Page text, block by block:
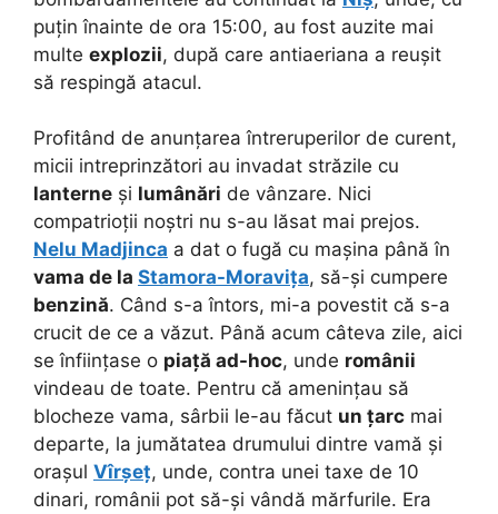
puțin înainte de ora 15:00, au fost auzite mai
multe explozii, după care antiaeriana a reușit
să respingă atacul.
Profitând de anunțarea întreruperilor de curent,
micii intreprinzători au invadat străzile cu
lanterne și lumânări de vânzare. Nici
compatrioții noștri nu s-au lăsat mai prejos.
Nelu Madjinca a dat o fugă cu mașina până în
vama de la Stamora-Moravița, să-și cumpere
benzină. Când s-a întors, mi-a povestit că s-a
crucit de ce a văzut. Până acum câteva zile, aici
se înființase o piață ad-hoc, unde românii
vindeau de toate. Pentru că amenințau să
blocheze vama, sârbii le-au făcut un țarc mai
departe, la jumătatea drumului dintre vamă și
orașul Vîrșeț, unde, contra unei taxe de 10
dinari, românii pot să-și vândă mărfurile. Era